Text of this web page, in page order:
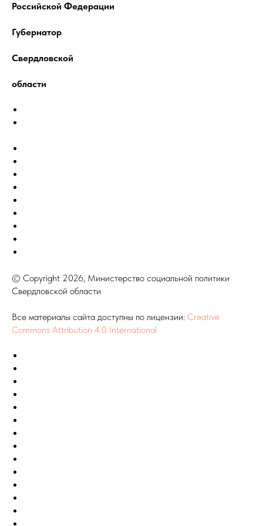
Российской Федерации
Губернатор
Свердловской
области
© Copyright 2026, Министерство социальной политики
Свердловской области
Все материалы сайта доступны по лицензии: Creative
Commons Attribution 4.0 International